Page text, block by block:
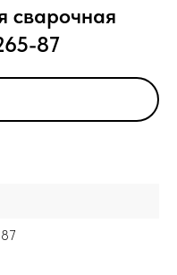
сварочная
87